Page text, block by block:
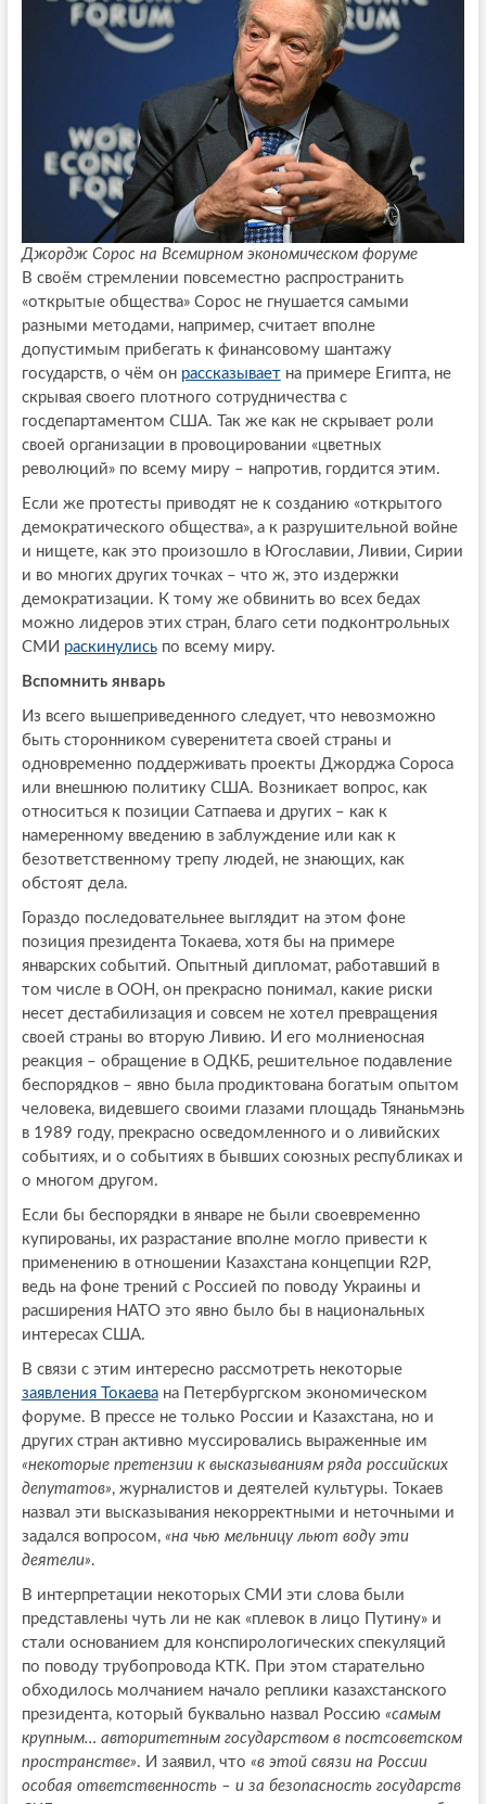
Джордж Сорос на Всемирном экономическом форуме
В своём стремлении повсеместно распространить
«открытые общества» Сорос не гнушается самыми
разными методами, например, считает вполне
допустимым прибегать к финансовому шантажу
государств, о чём он рассказываетна примере Египта, не
скрывая своего плотного сотрудничества с
госдепартаментом США. Так же как не скрывает роли
своей организации в провоцировании «цветных
революций» по всему миру – напротив, гордится этим.
Если же протесты приводят не к созданию «открытого
демократического общества», а к разрушительной войне
и нищете, как это произошло в Югославии, Ливии, Сирии
и во многих других точках – что ж, это издержки
демократизации. К тому же обвинить во всех бедах
можно лидеров этих стран, благо сети подконтрольных
СМИ раскинулисьпо всему миру.
Вспомнить январь
Из всего вышеприведенного следует, что невозможно
быть сторонником суверенитета своей страны и
одновременно поддерживать проекты Джорджа Сороса
или внешнюю политику США. Возникает вопрос, как
относиться к позиции Сатпаева и других – как к
намеренному введению в заблуждение или как к
безответственному трепу людей, не знающих, как
обстоят дела.
Гораздо последовательнее выглядит на этом фоне
позиция президента Токаева, хотя бы на примере
январских событий. Опытный дипломат, работавший в
том числе в ООН, он прекрасно понимал, какие риски
несет дестабилизация и совсем не хотел превращения
своей страны во вторую Ливию. И его молниеносная
реакция – обращение в ОДКБ, решительное подавление
беспорядков – явно была продиктована богатым опытом
человека, видевшего своими глазами площадь Тянаньмэнь
в 1989 году, прекрасно осведомленного и о ливийских
событиях, и о событиях в бывших союзных республиках и
о многом другом.
Если бы беспорядки в январе не были своевременно
купированы, их разрастание вполне могло привести к
применению в отношении Казахстана концепции R2P,
ведь на фоне трений с Россией по поводу Украины и
расширения НАТО это явно было бы в национальных
интересах США.
В связи с этим интересно рассмотреть некоторые
заявления Токаевана Петербургском экономическом
форуме. В прессе не только России и Казахстана, но и
других стран активно муссировались выраженные им
«некоторые претензии к высказываниям ряда российских
депутатов», журналистов и деятелей культуры. Токаев
назвал эти высказывания некорректными и неточными и
задался вопросом, «на чью мельницу льют воду эти
деятели».
В интерпретации некоторых СМИ эти слова были
представлены чуть ли не как «плевок в лицо Путину» и
стали основанием для конспирологических спекуляций
по поводу трубопровода КТК. При этом старательно
обходилось молчанием начало реплики казахстанского
президента, который буквально назвал Россию «самым
крупным… авторитетным государством в постсоветском
пространстве». И заявил, что «в этой связи на России
особая ответственность – и за безопасность государств